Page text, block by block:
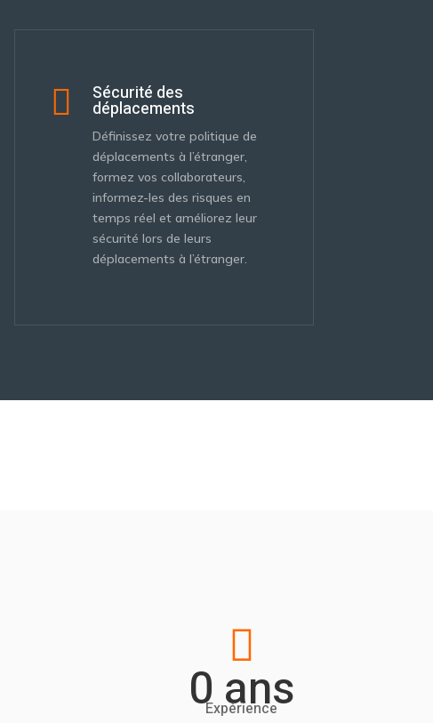
 Sécurité des
déplacements
Définissez votre politique de
déplacements à l’étranger,
formez vos collaborateurs,
informez-les des risques en
temps réel et améliorez leur
sécurité lors de leurs
déplacements à l’étranger.

0ans
Expérience